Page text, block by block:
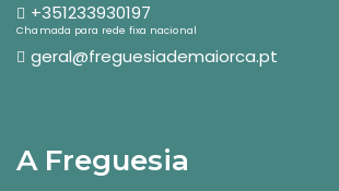
+351233930197
Chamada para rede fixa nacional
geral@freguesiademaiorca.pt
A Freguesia